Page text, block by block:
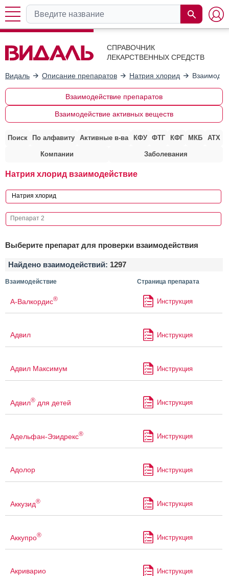
СПРАВОЧНИК
ЛЕКАРСТВЕННЫХ СРЕДСТВ
Видаль Описание препаратов Натрия хлорид
Взаимодействие препаратов
Взаимодействие активных веществ
Поиск По алфавиту Активные в-ва КФУ ФТГ КФГ МКБ АТХ
Компании Заболевания
Натрия хлорид взаимодействие
Выберите препарат для проверки взаимодействия
Найдено взаимодействий: 1297
Взаимодействие Страница препарата
А-Валкордис® Инструкция
Адвил Инструкция
Адвил Максимум Инструкция
Адвил® для детей Инструкция
Адельфан-Эзидрекс® Инструкция
Адолор Инструкция
Аккузид® Инструкция
Аккупро® Инструкция
Акриварио Инструкция